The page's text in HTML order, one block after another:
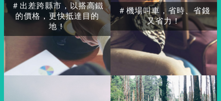
＃出差跨縣市，以搭高鐵
的價格，更快抵達目的
地！
＃機場叫車，省時、省錢
又省力！